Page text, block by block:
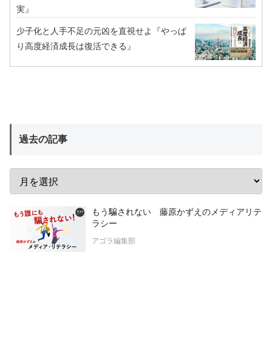
実』
少子化と人手不足の元凶を直視せよ『やっぱ
り高度経済成長は復活できる』
過去の記事
もう騙されない 藤原かずえのメディアリテ
ラシー
アゴラ編集部